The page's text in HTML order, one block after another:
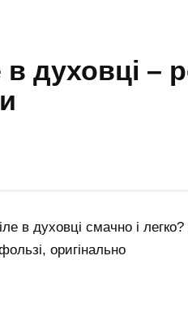
духовці –
в духовці смачно і
оригінально